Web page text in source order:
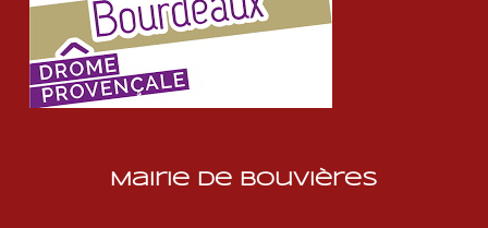
Mairie de Bouvières